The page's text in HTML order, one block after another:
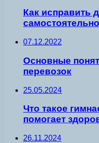
Как исправить
07.12.2022
Основные
перевозок
25.05.2024
Что такое
помогает
26.11.2024